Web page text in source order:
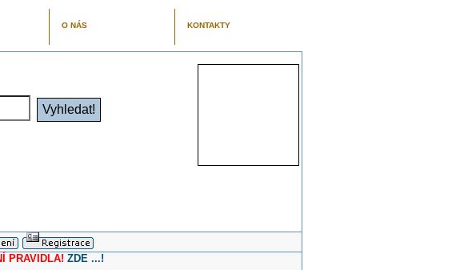
O NÁS KONTAKTY
PRAVIDLA! ZDE ...!